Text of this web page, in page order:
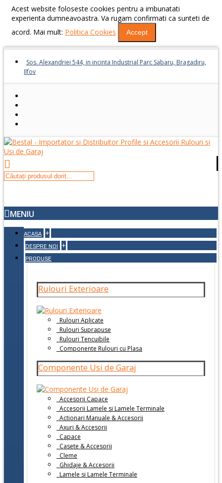
Acest website foloseste cookies pentru a imbunatati
experienta dumneavoastra. Va rugam confirmati ca sunteti de
acord. Mai mult: Politica Cookies Accept
Sos. Alexandriei 544, in incinta Industrial Parc Sabaru, Bragadiru,
Ilfov
MENIU
ACASA +
DESPRE NOI +
PRODUSE
Rulouri Exterioare
Rulouri Aplicate
Rulouri Suprapuse
Rulouri Tencuibile
Componente Rulouri cu Plasa
Componente Usi de Garaj
Accesorii Capace
Accesorii Lamele si Lamele Terminale
Actionari Manuale & Accesorii
Axuri & Accesorii
Capace
Casete & Accesorii
Cleme
Ghidaje & Accesorii
Lamele si Lamele Terminale